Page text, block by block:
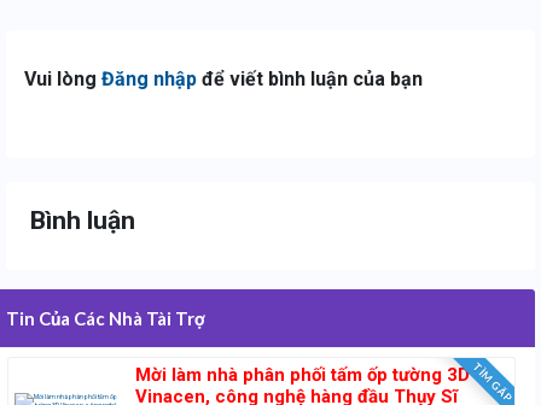
Vui lòng Đăng nhập để viết bình luận của bạn
Bình luận
Tin Của Các Nhà Tài Trợ
TÌM GẤP
Mời làm nhà phân phối tấm ốp tường 3D
Vinacen, công nghệ hàng đầu Thụy Sĩ